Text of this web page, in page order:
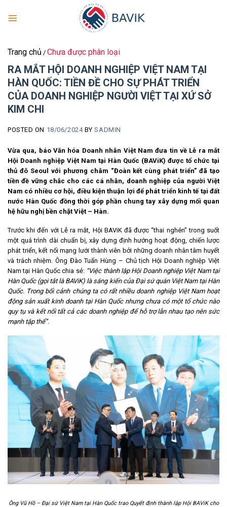
Trang chủ / Chưa được phân loại
RA MẮT HỘI DOANH NGHIỆP VIỆT NAM TẠI
HÀN QUỐC: TIỀN ĐỀ CHO SỰ PHÁT TRIỂN
CỦA DOANH NGHIỆP NGƯỜI VIỆT TẠI XỨ SỞ
KIM CHI
POSTED ON 18/06/2024BYSADMIN
Vừa qua, báo Văn hóa Doanh nhân Việt Nam đưa tin về Lễ ra mắt
Hội Doanh nghiệp Việt Nam tại Hàn Quốc (BAViK) được tổ chức tại
thủ đô Seoul với phương châm “Đoàn kết cùng phát triển” đã tạo
tiền đề vững chắc cho các cá nhân, doanh nghiệp của người Việt
Nam có nhiều cơ hội, điều kiện thuận lợi để phát triển kinh tế tại đất
nước Hàn Quốc đồng thời góp phần chung tay xây dựng mối quan
hệ hữu nghị bền chặt Việt – Hàn.
Trước khi đến với Lễ ra mắt, Hội BAViK đã được “thai nghén” trong suốt
một quá trình dài chuẩn bị, xây dựng định hướng hoạt động, chiến lược
phát triển, kết nối mạng lưới thành viên bởi những doanh nhân tâm huyết
và trách nhiệm. Ông Đào Tuấn Hùng – Chủ tịch Hội Doanh nghiệp Việt
Nam tại Hàn Quốc chia sẻ: “Việc thành lập Hội Doanh nghiệp Việt Nam tại
Hàn Quốc (gọi tắt là BAViK) là sáng kiến của Đại sứ quán Việt Nam tại Hàn
Quốc. Trong bối cảnh chúng ta có rất nhiều doanh nghiệp Việt Nam hoạt
động sản xuất kinh doanh tại Hàn Quốc nhưng chưa có một tổ chức nào
quy tụ và kết nối tất cả các doanh nghiệp để hỗ trợ lẫn nhau tạo nên sức
mạnh tập thể”.
Ông Vũ Hồ – Đại sứ Việt Nam tại Hàn Quốc trao Quyết định thành lập Hội BAViK cho